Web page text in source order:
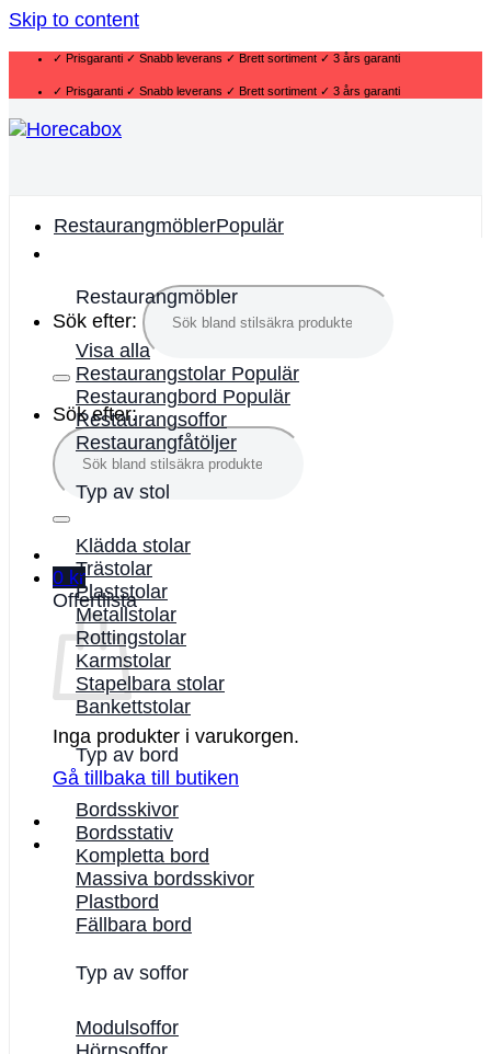
Skip to content
✓ Prisgaranti ✓ Snabb leverans ✓ Brett sortiment ✓ 3 års garanti
✓ Prisgaranti ✓ Snabb leverans ✓ Brett sortiment ✓ 3 års garanti
Sök efter:
Sök efter:
0 kr
Offertlista
Inga produkter i varukorgen.
Gå tillbaka till butiken
Restaurangmöbler
Restaurangmöbler
Visa alla
Restaurangstolar
Restaurangbord
Restaurangsoffor
Restaurangfåtöljer
Typ av stol
Klädda stolar
Trästolar
Plaststolar
Metallstolar
Rottingstolar
Karmstolar
Stapelbara stolar
Bankettstolar
Typ av bord
Bordsskivor
Bordsstativ
Kompletta bord
Massiva bordsskivor
Plastbord
Fällbara bord
Typ av soffor
Modulsoffor